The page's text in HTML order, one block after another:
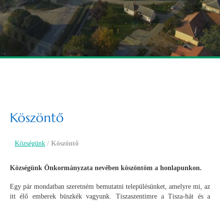
Köszöntő
Községünk / Köszöntő
Községünk Önkormányzata nevében köszöntöm a honlapunkon.
Egy pár mondatban szeretném bemutatni településünket, amelyre mi, az
itt élő emberek büszkék vagyunk. Tiszaszentimre a Tisza-hát és a